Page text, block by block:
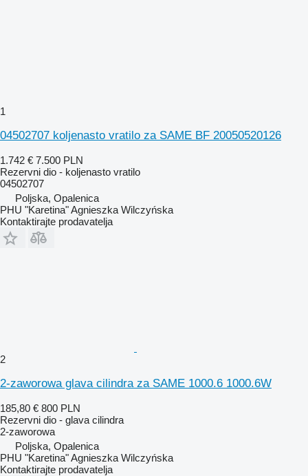
1
04502707 koljenasto vratilo za SAME BF 20050520126
1.742 € 7.500 PLN
Rezervni dio - koljenasto vratilo
04502707
Poljska, Opalenica
PHU "Karetina" Agnieszka Wilczyńska
Kontaktirajte prodavatelja
2
2-zaworowa glava cilindra za SAME 1000.6 1000.6W
185,80 € 800 PLN
Rezervni dio - glava cilindra
2-zaworowa
Poljska, Opalenica
PHU "Karetina" Agnieszka Wilczyńska
Kontaktirajte prodavatelja